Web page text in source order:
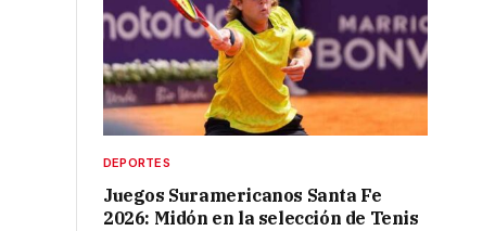
DEPORTES
Juegos Suramericanos Santa Fe
2026: Midón en la selección de Tenis